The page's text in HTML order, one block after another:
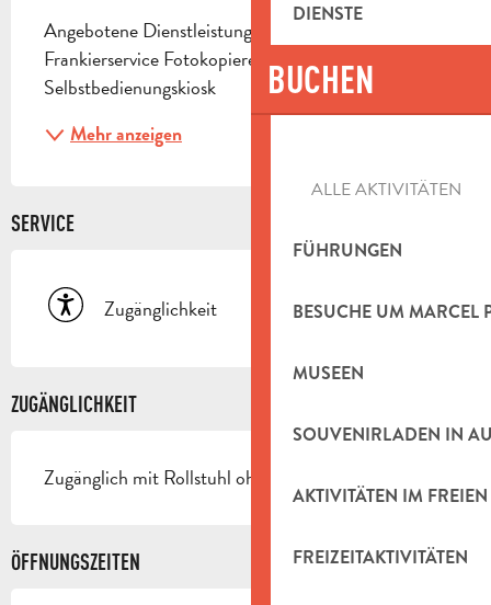
DIENSTE
BUCHEN
ALLE AKTIVITÄTEN
FÜHRUNGEN
BESUCHE UM MARCEL
MUSEEN
SOUVENIRLADEN IN
AKTIVITÄTEN IM FREIEN
FREIZEITAKTIVITÄTEN
Angebotene Dienstleistungen: Finanzberaterbereich
Frankierservice Fotokopierer in Selbstbedienung
Selbstbedienungskiosk
Mehr anzeigen
SERVICE
Zugänglichkeit
ZUGÄNGLICHKEIT
Zugänglich mit Rollstuhl ohne Hilfe
ÖFFNUNGSZEITEN